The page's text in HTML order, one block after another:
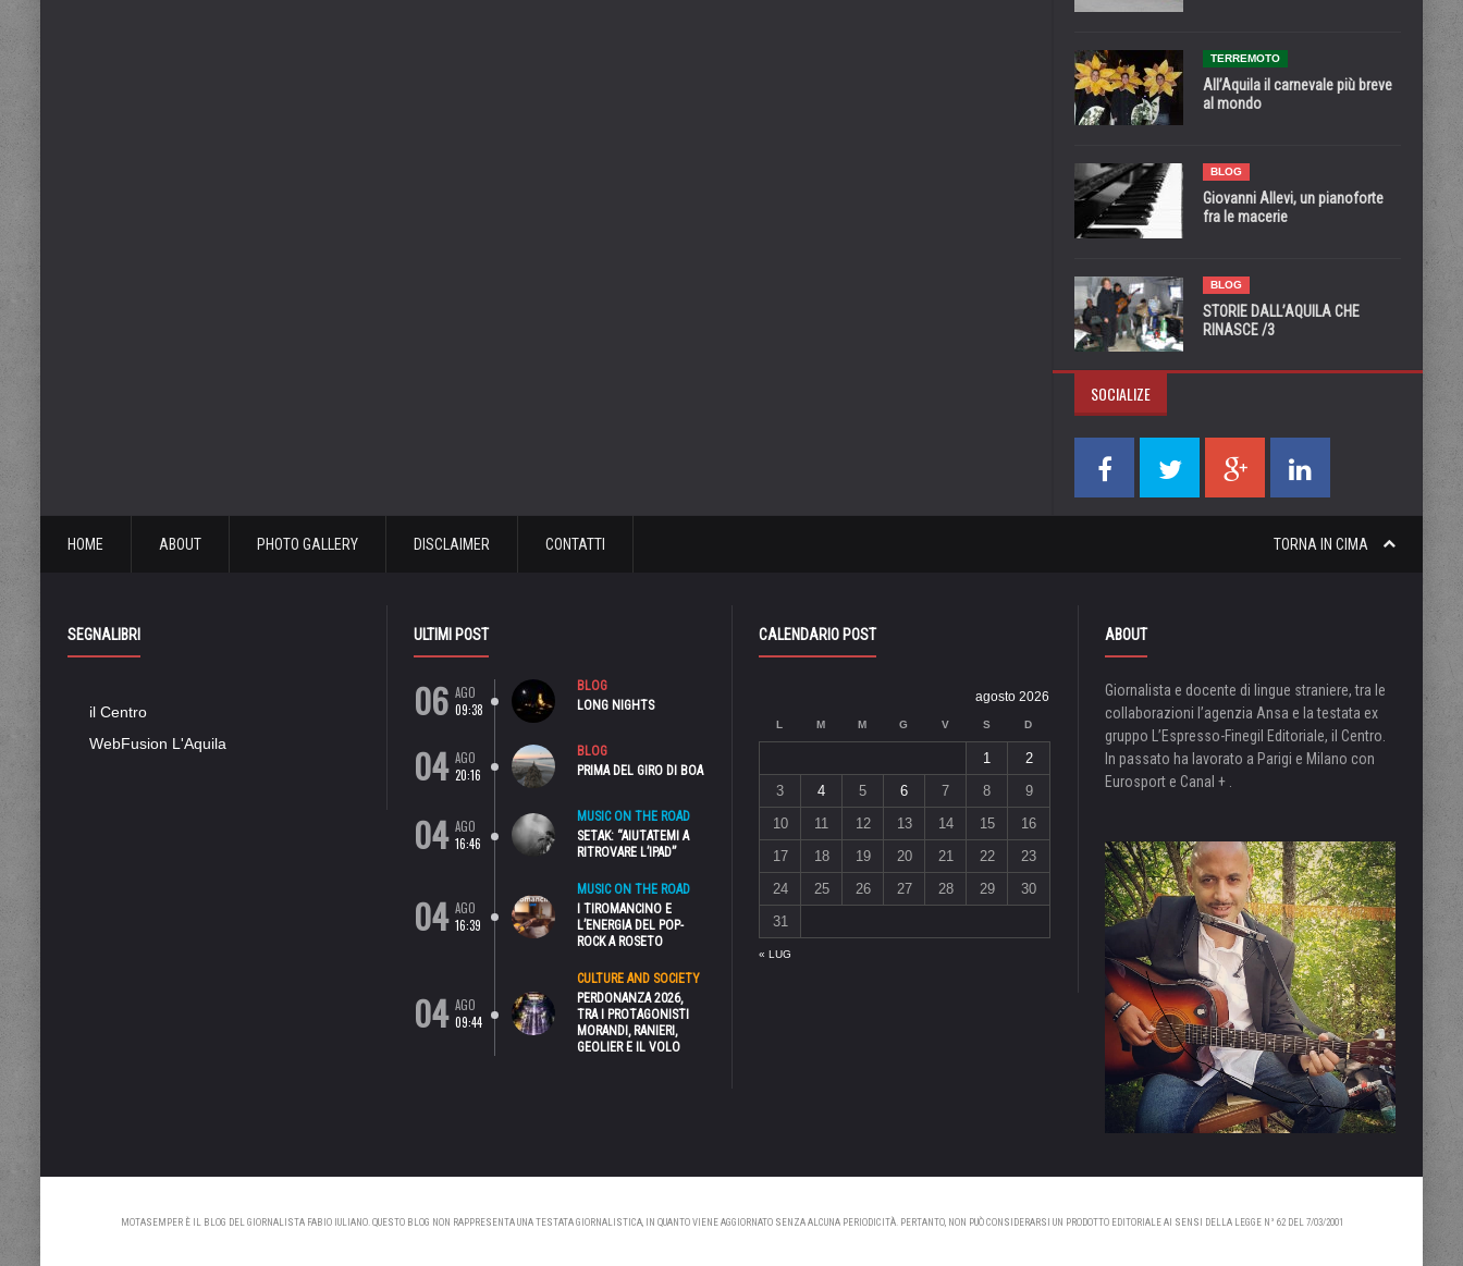
TERREMOTO
All’Aquila il carnevale più breve
al mondo
BLOG
Giovanni Allevi, un pianoforte
fra le macerie
BLOG
STORIE DALL’AQUILA CHE
RINASCE /3
SOCIALIZE
TORNA IN CIMA
HOME ABOUT PHOTO GALLERY DISCLAIMER CONTATTI
SEGNALIBRI
il Centro
WebFusion L'Aquila
ULTIMI POST
06 AGO
09:38
BLOG
LONG NIGHTS
04 AGO
20:16
BLOG
PRIMA DEL GIRO DI BOA
04 AGO
16:46
MUSIC ON THE ROAD
SETAK: “AIUTATEMI A
RITROVARE L’IPAD”
04 AGO
16:39
MUSIC ON THE ROAD
I TIROMANCINO E
L’ENERGIA DEL POP-
ROCK A ROSETO
04 AGO
09:44
CULTURE AND SOCIETY
PERDONANZA 2026,
TRA I PROTAGONISTI
MORANDI, RANIERI,
GEOLIER E IL VOLO
CALENDARIO POST
agosto 2026
L M M G V S D
« LUG
1
2
3
4 5 6 7 8
9
10
11 12 13 14 15
16
17
18 19 20 21 22
23
24
25 26 27 28 29
30
31
ABOUT
Giornalista e docente di lingue straniere, tra le
collaborazioni l’agenzia Ansa e la testata ex
gruppo L’Espresso-Finegil Editoriale, il Centro.
In passato ha lavorato a Parigi e Milano con
Eurosport e Canal + .
MOTASEMPER È IL BLOG DEL GIORNALISTA FABIO IULIANO. QUESTO BLOG NON RAPPRESENTA UNA TESTATA GIORNALISTICA, IN QUANTO VIENE AGGIORNATO SENZA ALCUNA PERIODICITÀ. PERTANTO, NON PUÒ CONSIDERARSI UN PRODOTTO EDITORIALE AI SENSI DELLA LEGGE N° 62 DEL 7/03/2001